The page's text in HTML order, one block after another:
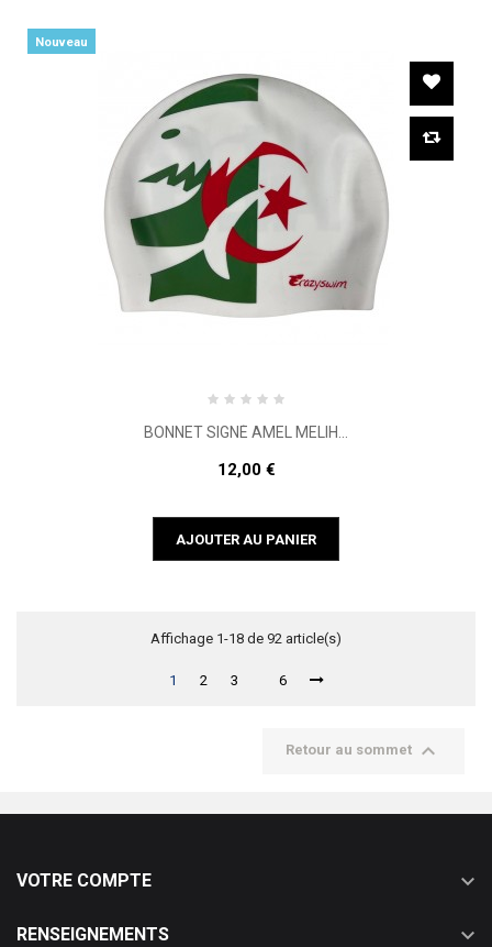
Nouveau
BONNET SIGNÉ AMEL MELIH...
12,00 €
AJOUTER AU PANIER
Affichage 1-18 de 92 article(s)
1 2 3 6
Retour au sommet 
VOTRE COMPTE 
RENSEIGNEMENTS 